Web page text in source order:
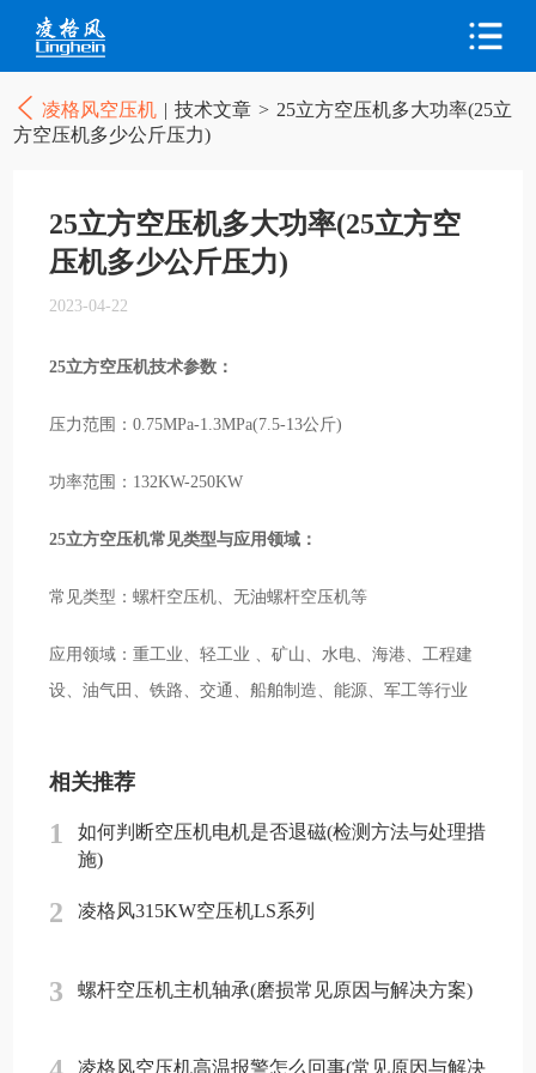
凌格风空压机 | 技术文章 > 25立方空压机多大功率(25立
方空压机多少公斤压力)
25立方空压机多大功率(25立方空
压机多少公斤压力)
2023-04-22
25立方空压机技术参数：
压力范围：0.75MPa-1.3MPa(7.5-13公斤)
功率范围：132KW-250KW
25立方空压机常见类型与应用领域：
常见类型：螺杆空压机、无油螺杆空压机等
应用领域：重工业、轻工业 、矿山、水电、海港、工程建
设、油气田、铁路、交通、船舶制造、能源、军工等行业
相关推荐
1
如何判断空压机电机是否退磁(检测方法与处理措
施)
2 凌格风315KW空压机LS系列
3 螺杆空压机主机轴承(磨损常见原因与解决方案)
凌格风空压机高温报警怎么回事(常见原因与解决